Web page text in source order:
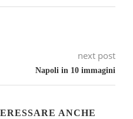
next post
Napoli in 10 immagini
ANCHE